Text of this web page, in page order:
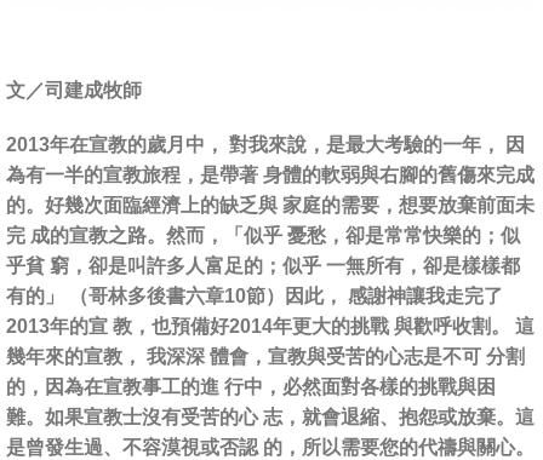
文／司建成牧師
2013年在宣教的歲月中， 對我來說，是最大考驗的一年， 因
為有一半的宣教旅程，是帶著 身體的軟弱與右腳的舊傷來完成
的。好幾次面臨經濟上的缺乏與 家庭的需要，想要放棄前面未
完 成的宣教之路。然而，「似乎 憂愁，卻是常常快樂的；似
乎貧 窮，卻是叫許多人富足的；似乎 一無所有，卻是樣樣都
有的」 （哥林多後書六章10節）因此， 感謝神讓我走完了
2013年的宣 教，也預備好2014年更大的挑戰 與歡呼收割。 這
幾年來的宣教， 我深深 體會，宣教與受苦的心志是不可 分割
的，因為在宣教事工的進 行中，必然面對各樣的挑戰與困
難。如果宣教士沒有受苦的心 志，就會退縮、抱怨或放棄。這
是曾發生過、不容漠視或否認 的，所以需要您的代禱與關心。